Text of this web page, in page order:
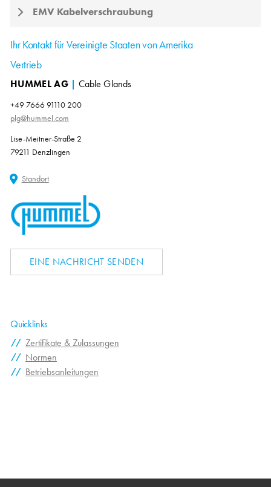
EMV Kabelverschraubung
Ihr Kontakt für Vereinigte Staaten von Amerika
Vertrieb
HUMMEL AG | Cable Glands
+49 7666 91110 200
plg@hummel.com
Lise-Meitner-Straße 2
79211 Denzlingen
Standort
EINE NACHRICHT SENDEN
Quicklinks
Zertifikate & Zulassungen
Normen
Betriebsanleitungen